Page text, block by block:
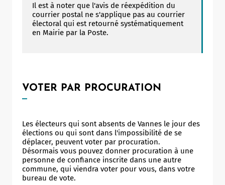
Il est à noter que l'avis de réexpédition du
courrier postal ne s'applique pas au courrier
électoral qui est retourné systématiquement
en Mairie par la Poste.
VOTER PAR PROCURATION
Les électeurs qui sont absents de Vannes le jour des
élections ou qui sont dans l'impossibilité de se
déplacer, peuvent voter par procuration.
Désormais vous pouvez donner procuration à une
personne de confiance inscrite dans une autre
commune, qui viendra voter pour vous, dans votre
bureau de vote.